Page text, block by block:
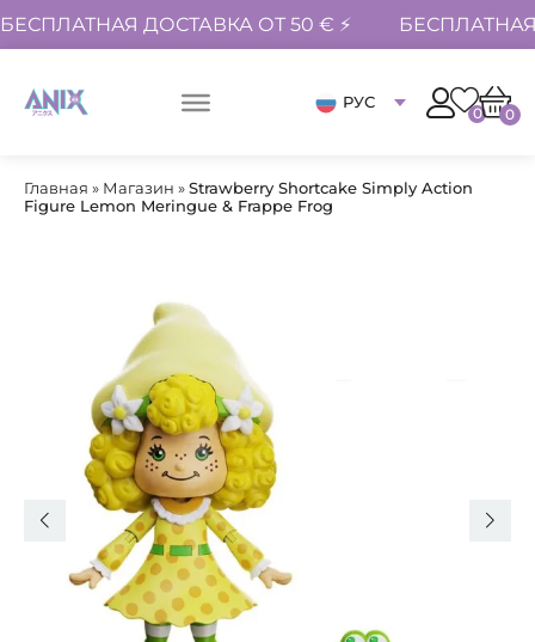
БЕСПЛАТНАЯ ДОСТАВКА ОТ 50 € ⚡
РУС
0 0
Главная » Магазин »Strawberry Shortcake Simply Action
Figure Lemon Meringue & Frappe Frog